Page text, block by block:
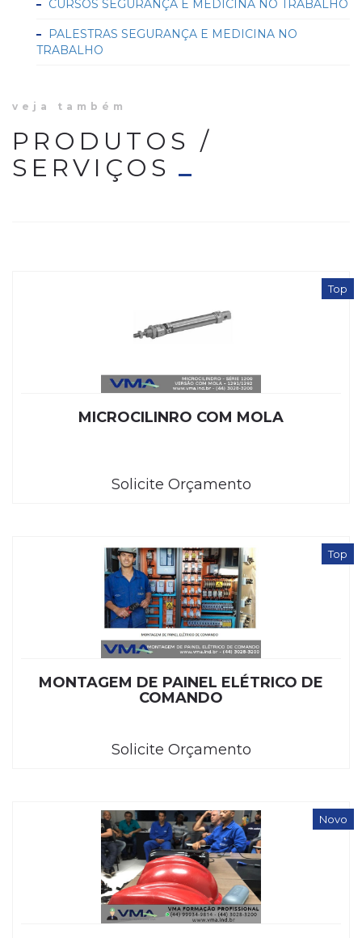
CURSOS SEGURANÇA E MEDICINA NO TRABALHO
PALESTRAS SEGURANÇA E MEDICINA NO
TRABALHO
veja também
PRODUTOS /
SERVIÇOS
MICROCILINRO COM MOLA
Solicite Orçamento
Top
MONTAGEM DE PAINEL ELÉTRICO DE
COMANDO
Solicite Orçamento
Top
Novo